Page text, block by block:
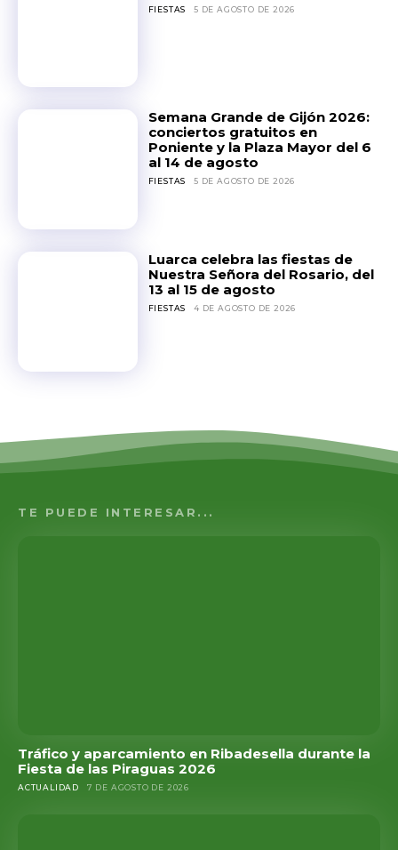
FIESTAS 5 DE AGOSTO DE 2026
Semana Grande de Gijón 2026:
conciertos gratuitos en
Poniente y la Plaza Mayor del 6
al 14 de agosto
FIESTAS 5 DE AGOSTO DE 2026
Luarca celebra las fiestas de
Nuestra Señora del Rosario, del
13 al 15 de agosto
FIESTAS 4 DE AGOSTO DE 2026
TE PUEDE INTERESAR...
Tráfico y aparcamiento en Ribadesella durante la
Fiesta de las Piraguas 2026
ACTUALIDAD 7 DE AGOSTO DE 2026